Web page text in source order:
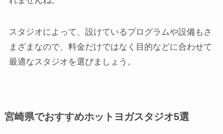
スタジオによって、設けているプログラムや設備もさ
まざまなので、料金だけではなく目的などに合わせて
最適なスタジオを選びましょう。
宮崎県でおすすめホットヨガスタジオ5選